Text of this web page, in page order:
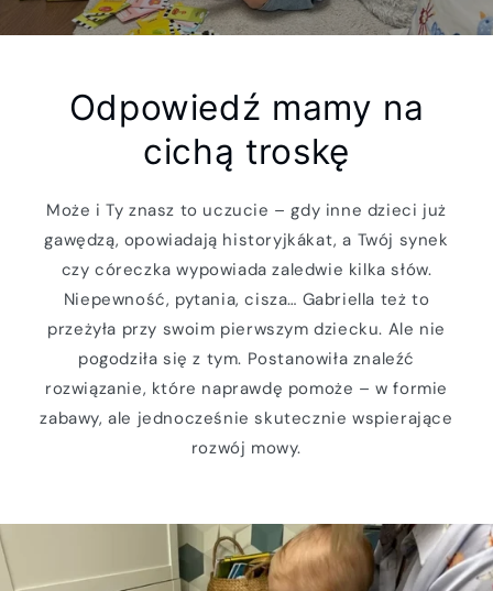
Odpowiedź mamy na
cichą troskę
Może i Ty znasz to uczucie – gdy inne dzieci już
gawędzą, opowiadają historyjkákat, a Twój synek
czy córeczka wypowiada zaledwie kilka słów.
Niepewność, pytania, cisza… Gabriella też to
przeżyła przy swoim pierwszym dziecku. Ale nie
pogodziła się z tym. Postanowiła znaleźć
rozwiązanie, które naprawdę pomoże – w formie
zabawy, ale jednocześnie skutecznie wspierające
rozwój mowy.